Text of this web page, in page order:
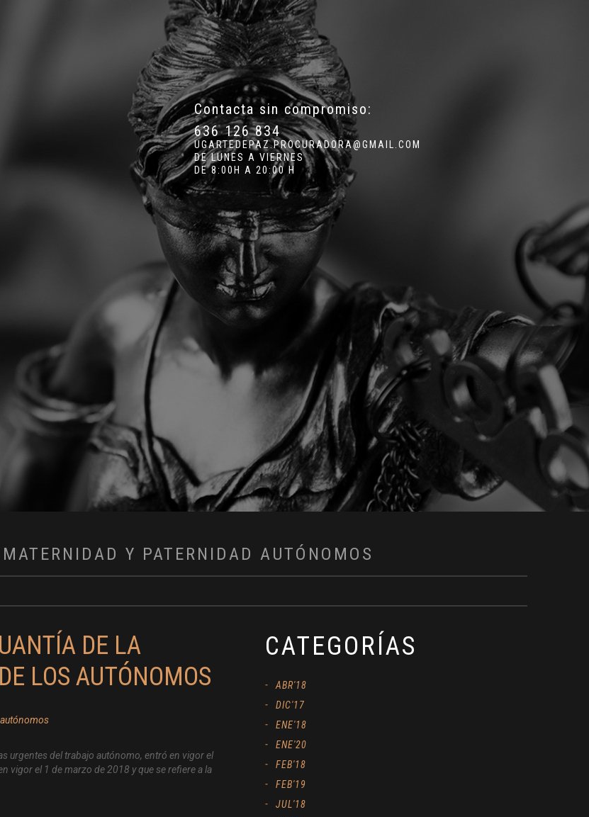
Contacta sin compromiso:
636 126 834
UGARTEDEPAZ.PROCURADORA@GMAIL.COM
DE LUNES A VIERNES
DE 8:00H A 20:00 H
MATERNIDAD Y PATERNIDAD AUTÓNOMOS
DE LA
LOS AUTÓNOMOS
urgentes del trabajo autónomo, entró en vigor el
vigor el 1 de marzo de 2018 y que se refiere a la
CATEGORÍAS
ABR'18
DIC'17
ENE'18
ENE'20
FEB'18
FEB'19
JUL'18